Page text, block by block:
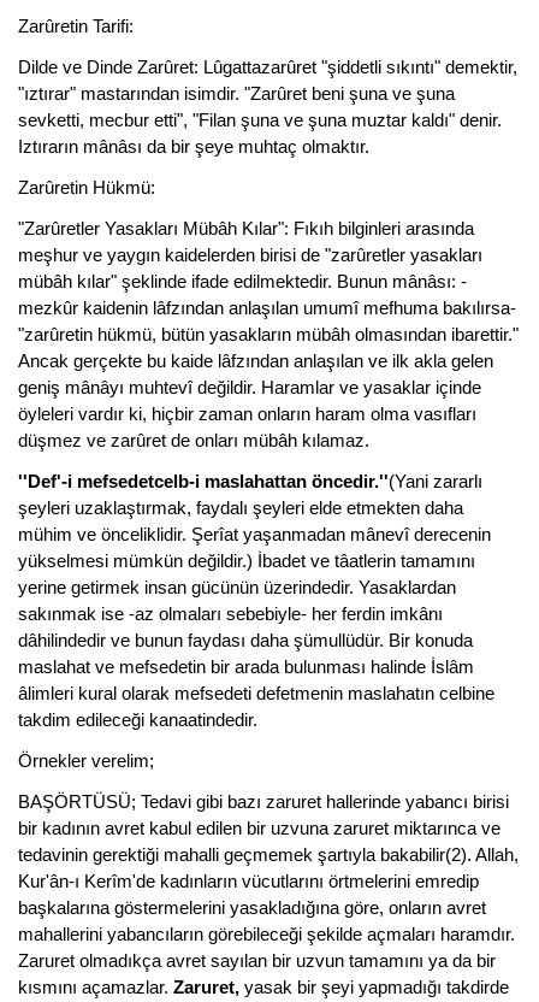
Zarûretin Tarifi:
Dilde ve Dinde Zarûret: Lûgattazarûret "şiddetli sıkıntı" demektir,
"ıztırar" mastarından isimdir. "Zarûret beni şuna ve şuna
sevketti, mecbur etti", "Filan şuna ve şuna muztar kaldı" denir.
Iztırarın mânâsı da bir şeye muhtaç olmaktır.
Zarûretin Hükmü:
"Zarûretler Yasakları Mübâh Kılar": Fıkıh bilginleri arasında
meşhur ve yaygın kaidelerden birisi de "zarûretler yasakları
mübâh kılar" şeklinde ifade edilmektedir. Bunun mânâsı: -
mezkûr kaidenin lâfzından anlaşılan umumî mefhuma bakılırsa-
"zarûretin hükmü, bütün yasakların mübâh olmasından ibarettir."
Ancak gerçekte bu kaide lâfzından anlaşılan ve ilk akla gelen
geniş mânâyı muhtevî değildir. Haramlar ve yasaklar içinde
öyleleri vardır ki, hiçbir zaman onların haram olma vasıfları
düşmez ve zarûret de onları mübâh kılamaz.
''Def'-i mefsedetcelb-i maslahattan öncedir.''(Yani zararlı
şeyleri uzaklaştırmak, faydalı şeyleri elde etmekten daha
mühim ve önceliklidir. Şerîat yaşanmadan mânevî derecenin
yükselmesi mümkün değildir.) İbadet ve tâatlerin tamamını
yerine getirmek insan gücünün üzerindedir. Yasaklardan
sakınmak ise -az olmaları sebebiyle- her ferdin imkânı
dâhilindedir ve bunun faydası daha şümullüdür. Bir konuda
maslahat ve mefsedetin bir arada bulunması halinde İslâm
âlimleri kural olarak mefsedeti defetmenin maslahatın celbine
takdim edileceği kanaatindedir.
Örnekler verelim;
BAŞÖRTÜSÜ; Tedavi gibi bazı zaruret hallerinde yabancı birisi
bir kadının avret kabul edilen bir uzvuna zaruret miktarınca ve
tedavinin gerektiği mahalli geçmemek şartıyla bakabilir(2). Allah,
Kur'ân-ı Kerîm'de kadınların vücutlarını örtmelerini emredip
başkalarına göstermelerini yasakladığına göre, onların avret
mahallerini yabancıların görebileceği şekilde açmaları haramdır.
Zaruret olmadıkça avret sayılan bir uzvun tamamını ya da bir
kısmını açamazlar. Zaruret, yasak bir şeyi yapmadığı takdirde